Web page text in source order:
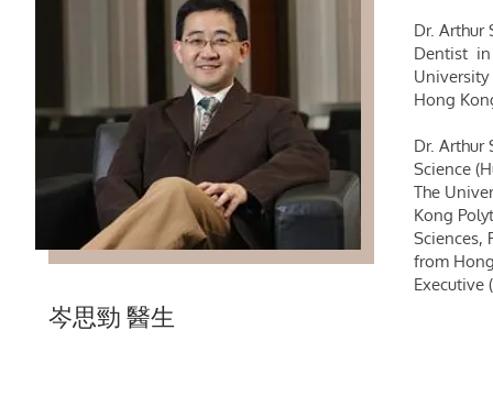
岑思勁 醫生
Dr. Arthur
Dentist in
Hong
Dr. Arthur
Science
The
Kong
Sciences,
from
Executive